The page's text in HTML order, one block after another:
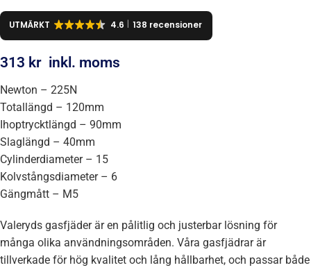
UTMÄRKT 4.6 138 recensioner
313 kr inkl. moms
Newton – 225N
Totallängd – 120mm
Ihoptrycktlängd – 90mm
Slaglängd – 40mm
Cylinderdiameter – 15
Kolvstångsdiameter – 6
Gängmått – M5
Valeryds gasfjäder är en pålitlig och justerbar lösning för
många olika användningsområden. Våra gasfjädrar är
tillverkade för hög kvalitet och lång hållbarhet, och passar både